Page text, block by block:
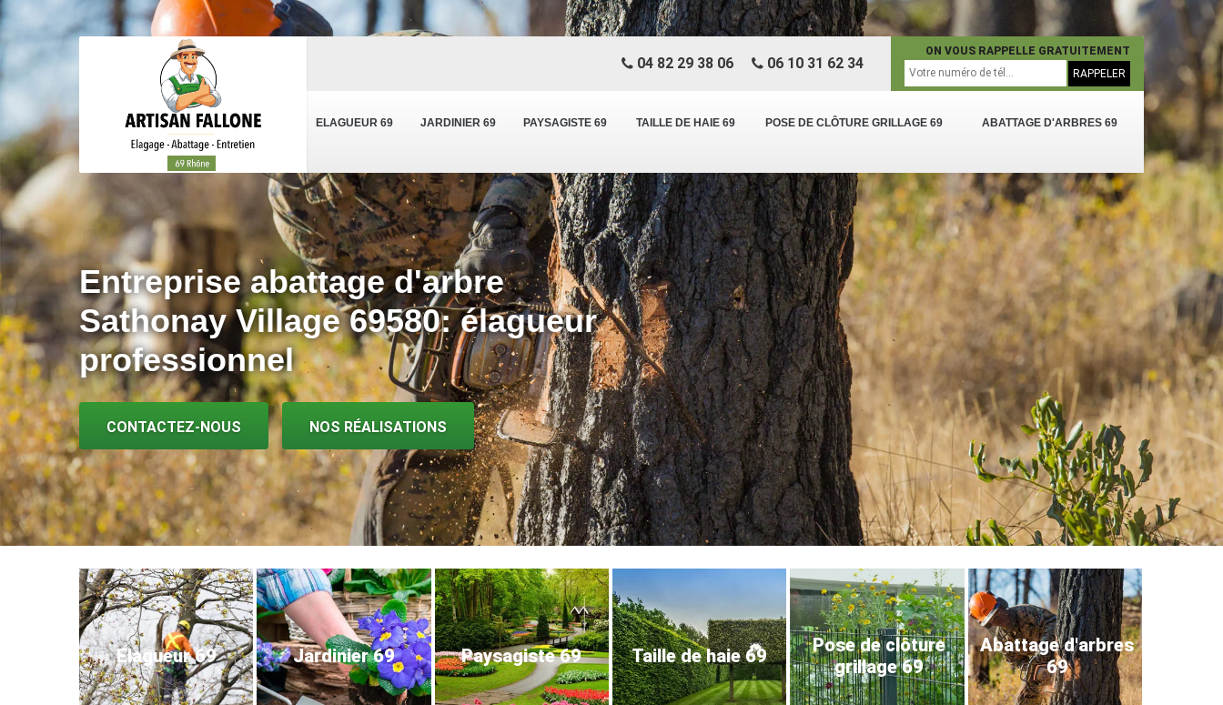
ELAGUEUR 69 JARDINIER 69 PAYSAGISTE 69 TAILLE DE HAIE 69 POSE DE CLÔTURE GRILLAGE 69 ABATTAGE D'ARBRES 69
04 82 29 38 06 06 10 31 62 34
ON VOUS RAPPELLE GRATUITEMENT
Entreprise abattage d'arbre
Sathonay Village 69580: élagueur
professionnel
CONTACTEZ-NOUS NOS RÉALISATIONS
Elagueur 69 Jardinier 69 Paysagiste 69 Taille de haie 69
Pose de clôture
grillage 69
Abattage d'arbres
69